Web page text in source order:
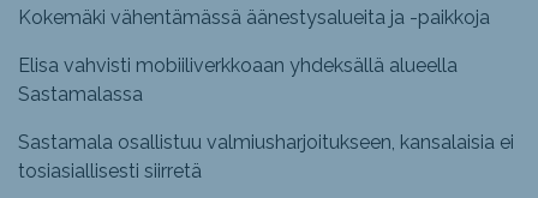
Kokemäki vähentämässä äänestysalueita ja -paikkoja
Elisa vahvisti mobiiliverkkoaan yhdeksällä alueella
Sastamalassa
Sastamala osallistuu valmiusharjoitukseen, kansalaisia ei
tosiasiallisesti siirretä